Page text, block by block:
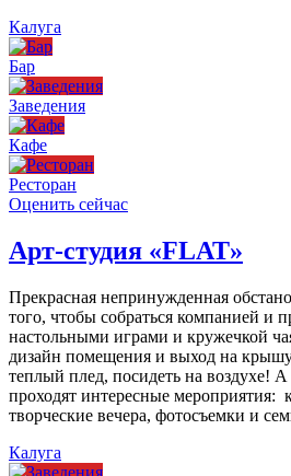
Калуга
Бар
Заведения
Кафе
Ресторан
Оценить сейчас
Арт-студия «FLAT»
Прекрасная непринужденная
того, чтобы собраться компанией и
настольными играми и кружечкой
дизайн помещения и выход на
теплый плед, посидеть на воздухе!
проходят интересные мероприятия:
творческие вечера, фотосъемки и
Калуга